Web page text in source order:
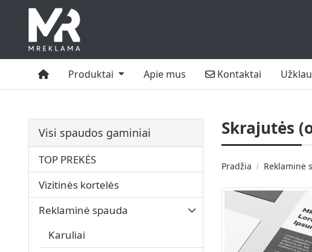
NamaiProduktai Apie mus Kontaktai
Kontaktai
Visi spaudos gaminiai
TOP PREKĖS
Vizitinės kortelės
Reklaminė spauda
Karuliai
Skrajutės
Pradžia Reklaminė